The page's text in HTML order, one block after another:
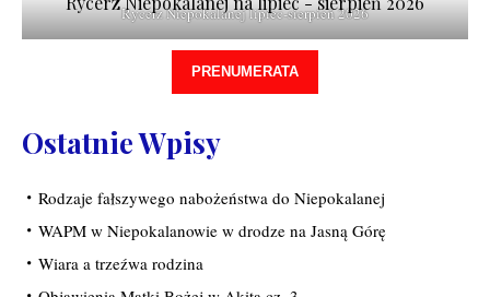
Rycerz Niepokalanej lipiec-sierpień 2026
PRENUMERATA
Ostatnie Wpisy
Rodzaje fałszywego nabożeństwa do Niepokalanej
WAPM w Niepokalanowie w drodze na Jasną Górę
Wiara a trzeźwa rodzina